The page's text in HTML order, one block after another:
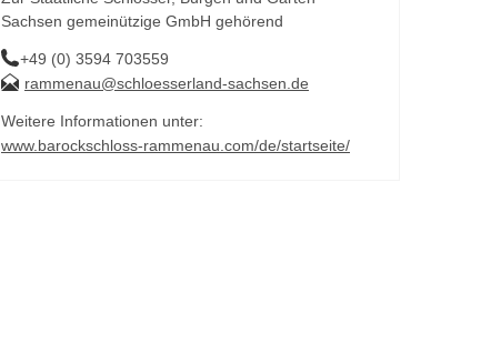
Sachsen gemeinützige GmbH gehörend
+49 (0) 3594 703559
rammenau@schloesserland-sachsen.de
Weitere Informationen unter:
www.barockschloss-rammenau.com/de/startseite/